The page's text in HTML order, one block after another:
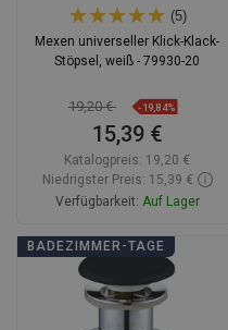
(5)
Mexen universeller Klick-Klack-
Stöpsel, weiß - 79930-20
19,20 € -19,84%
15,39 €
Katalogpreis: 19,20 €
Niedrigster Preis: 15,39 €
Verfügbarkeit: Auf Lager
In den Warenkorb
favorite_border Favorit
Vergleichen
BADEZIMMER-TAGE